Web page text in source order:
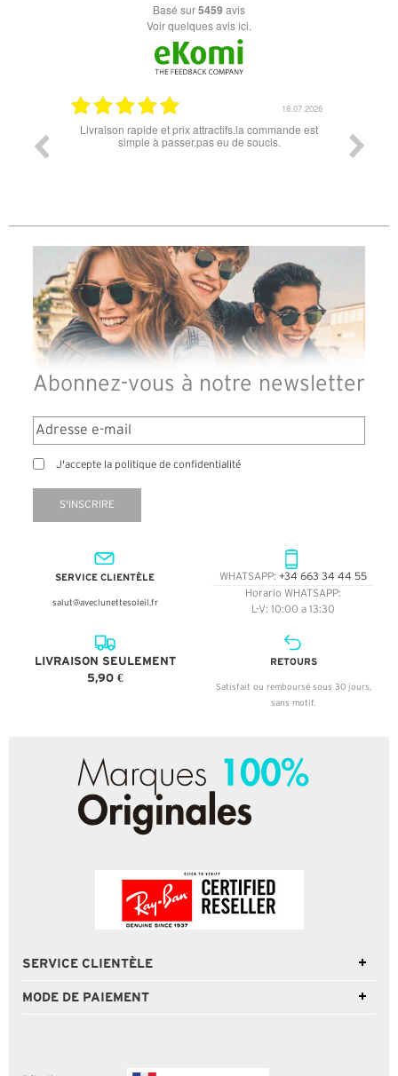
basé sur5459 avis
Voir quelques avis ici.
18.07.2026
Livraison rapide et prix attractifs.la commande est
simple à passer.pas eu de soucis.
Abonnez-vous à notre newsletter
J'accepte la politique de confidentialité
S'INSCRIRE
SERVICE CLIENTÈLE
salut@aveclunettesoleil.fr
WHATSAPP: +34 663 34 44 55
Horario WHATSAPP:
L-V: 10:00 a 13:30
LIVRAISON SEULEMENT
5,90 €
RETOURS
Satisfait ou remboursé sous 30 jours,
sans motif.
SERVICE CLIENTÈLE
MODE DE PAIEMENT